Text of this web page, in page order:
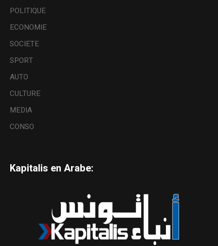
POLITIQUE
ECONOMIE
SOCIETE
SPORT
AUTO
CULTURE
MEDIA
CONSO
Kapitalis en Arabe: